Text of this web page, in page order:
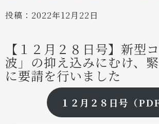
投稿： 2022年12月22日
【１２月２８日号】新型
波」の抑え込みにむけ、
に要請を行いました
１２月２８日号（PDF